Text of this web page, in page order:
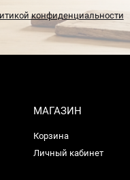
конфиденциальности
МАГАЗИН
Корзина
Личный кабинет